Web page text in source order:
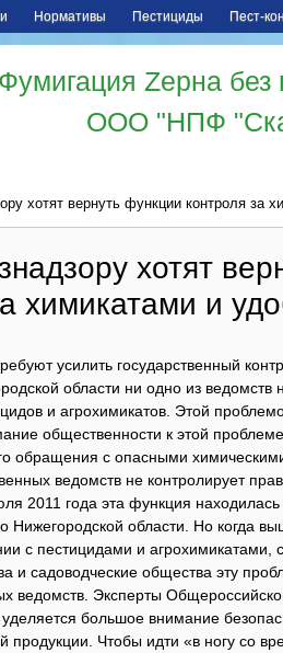
Нормативы Пестициды Пест-
Фумигация Zерна
ООО "НПФ
хотят вернуть функции контроля за
хотят
химикатами и
усилить государственный
области ни одно из ведомств
и агрохимикатов. Этой
общественности к этой
обращения с опасными
ведомств не контролирует
2011 года эта функция
Нижегородской области. Но когда
с пестицидами и агрохимикатами,
и садоводческие общества эту
ведомств. Эксперты
большое внимание
продукции. Чтобы идти «в ногу со